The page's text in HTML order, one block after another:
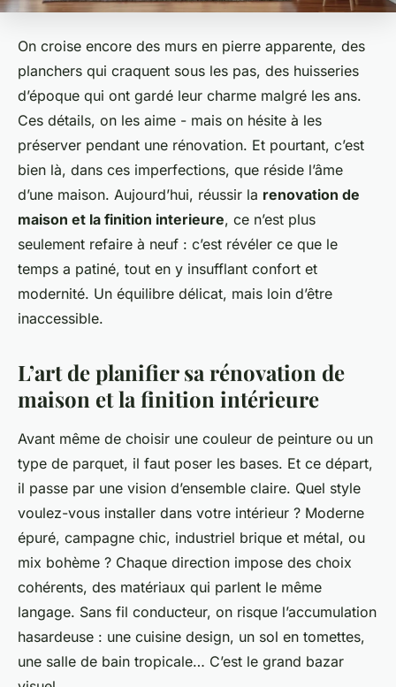
On croise encore des murs en pierre apparente, des
planchers qui craquent sous les pas, des huisseries
d’époque qui ont gardé leur charme malgré les ans.
Ces détails, on les aime - mais on hésite à les
préserver pendant une rénovation. Et pourtant, c’est
bien là, dans ces imperfections, que réside l’âme
d’une maison. Aujourd’hui, réussir la renovation de
maison et la finition interieure, ce n’est plus
seulement refaire à neuf : c’est révéler ce que le
temps a patiné, tout en y insufflant confort et
modernité. Un équilibre délicat, mais loin d’être
inaccessible.
L’art de planifier sa rénovation de
maison et la finition intérieure
Avant même de choisir une couleur de peinture ou un
type de parquet, il faut poser les bases. Et ce départ,
il passe par une vision d’ensemble claire. Quel style
voulez-vous installer dans votre intérieur ? Moderne
épuré, campagne chic, industriel brique et métal, ou
mix bohème ? Chaque direction impose des choix
cohérents, des matériaux qui parlent le même
langage. Sans fil conducteur, on risque l’accumulation
hasardeuse : une cuisine design, un sol en tomettes,
une salle de bain tropicale… C’est le grand bazar